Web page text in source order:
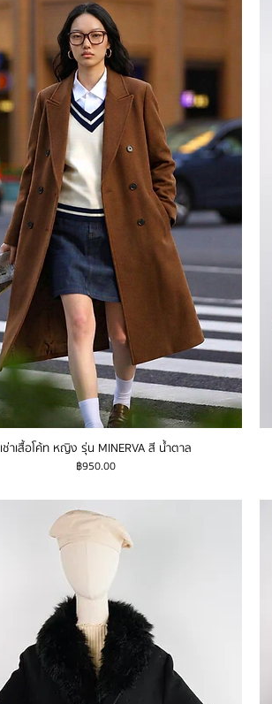
เช่าเสื้อโค้ท หญิง รุ่น MINERVA สี น้ำตาล
ราคา
฿950.00